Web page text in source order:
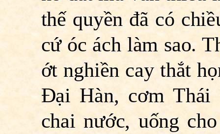
thế quyền đã có
cứ óc ách làm sao.
ớt nghiền cay thắt
Ðại Hàn, cơm
chai nước, uống